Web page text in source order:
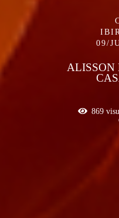
09/
ALISSON
869